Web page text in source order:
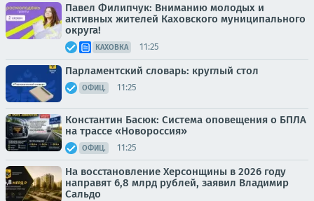
Павел Филипчук: Вниманию молодых и
активных жителей Каховского муниципального
округа!
КАХОВКА 11:25
Парламентский словарь: круглый стол
ОФИЦ. 11:25
Константин Басюк: Система оповещения о БПЛА
на трассе «Новороссия»
ОФИЦ. 11:25
На восстановление Херсонщины в 2026 году
направят 6,8 млрд рублей, заявил Владимир
Сальдо